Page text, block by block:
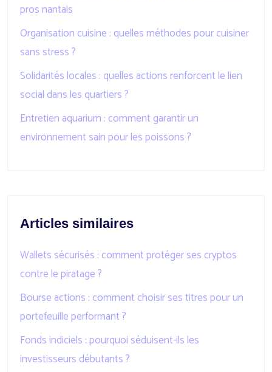
pros nantais
Organisation cuisine : quelles méthodes pour cuisiner
sans stress ?
Solidarités locales : quelles actions renforcent le lien
social dans les quartiers ?
Entretien aquarium : comment garantir un
environnement sain pour les poissons ?
Articles similaires
Wallets sécurisés : comment protéger ses cryptos
contre le piratage ?
Bourse actions : comment choisir ses titres pour un
portefeuille performant ?
Fonds indiciels : pourquoi séduisent-ils les
investisseurs débutants ?